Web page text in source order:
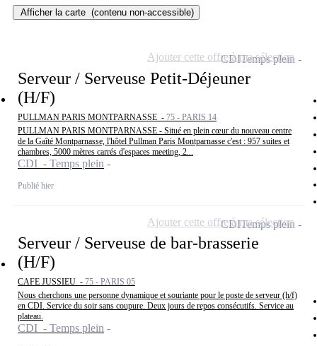
Afficher la carte (contenu non-accessible)
Serveur / Serveuse Petit-Déjeuner
(H/F)
PULLMAN PARIS MONTPARNASSE - 75 - PARIS 14
PULLMAN PARIS MONTPARNASSE - Situé en plein cœur du nouveau centre
de la Gaîté Montparnasse, l'hôtel Pullman Paris Montparnasse c'est : 957 suites et
chambres, 5000 mètres carrés d'espaces meeting, 2...
CDI - Temps plein
Publié hier
CDITemps plein
Ajouter cette offre à ma sélection
Serveur / Serveuse de bar-brasserie
(H/F)
CAFE JUSSIEU - 75 - PARIS 05
Nous cherchons une personne dynamique et souriante pour le poste de serveur (h/f)
en CDI. Service du soir sans coupure. Deux jours de repos consécutifs. Service au
plateau.
CDI - Temps plein
CDITemps plein
Ajouter cette offre à ma sélection